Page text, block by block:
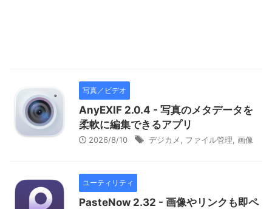
写真／ビデオ
AnyEXIF 2.0.4 - 写真のメタデータを
柔軟に編集できるアプリ
2026/8/10 デジカメ ファイル管理 画像
ユーティリティ
PasteNow 2.32 - 画像やリンクも即ペ